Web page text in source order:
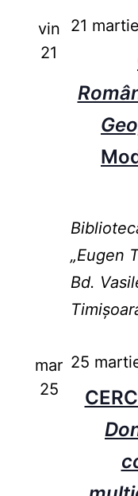
vin
21
21
„Eugen
Bd.
mar
25
25